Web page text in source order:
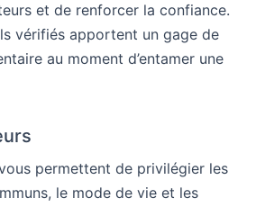
et de renforcer la confiance.
vérifiés apportent un gage de
au moment d’entamer une
permettent de privilégier les
le mode de vie et les